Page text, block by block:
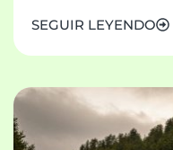
SEGUIR LEYENDO